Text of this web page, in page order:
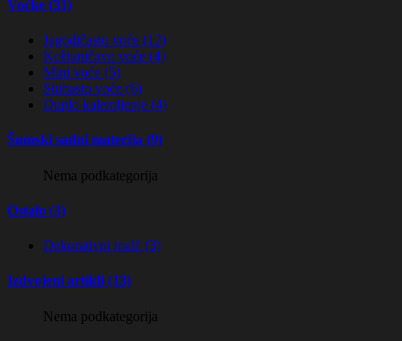
Voćke (31)
Jagodičasto voće (12)
Koštuničavo voće (4)
Mini voće (5)
Stubasto voće (6)
Duplo kalemljenje (4)
Šumski sadni materija (9)
Nema podkategorija
Ostalo (3)
Dekorativni malč (3)
Izdvojeni artikli (13)
Nema podkategorija